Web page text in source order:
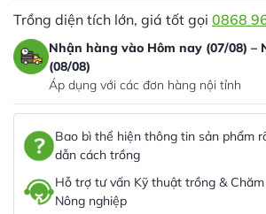
Trồng diện tích lớn, giá tốt gọi 0868
Nhận hàng vào Hôm nay (07/08) –
(08/08)
Áp dụng với các đơn hàng nội tỉnh
Bao bì thể hiện thông tin sản phẩm
dẫn cách trồng
Hỗ trợ tư vấn Kỹ thuật trồng &
Nông nghiệp